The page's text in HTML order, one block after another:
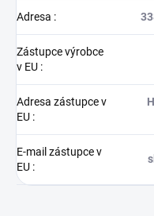
Adresa :
Zástupce výrobce
v EU :
Adresa zástupce v
EU :
E-mail zástupce v
EU :